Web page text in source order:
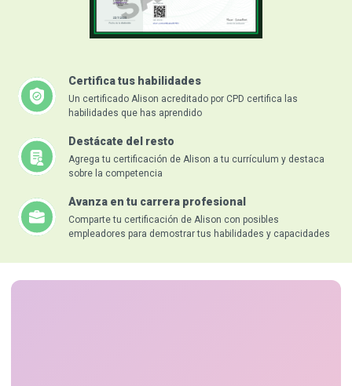
Certifica tus habilidades
Un certificado Alison acreditado por CPD certifica las
habilidades que has aprendido
Destácate del resto
Agrega tu certificación de Alison a tu currículum y destaca
sobre la competencia
Avanza en tu carrera profesional
Comparte tu certificación de Alison con posibles
empleadores para demostrar tus habilidades y capacidades